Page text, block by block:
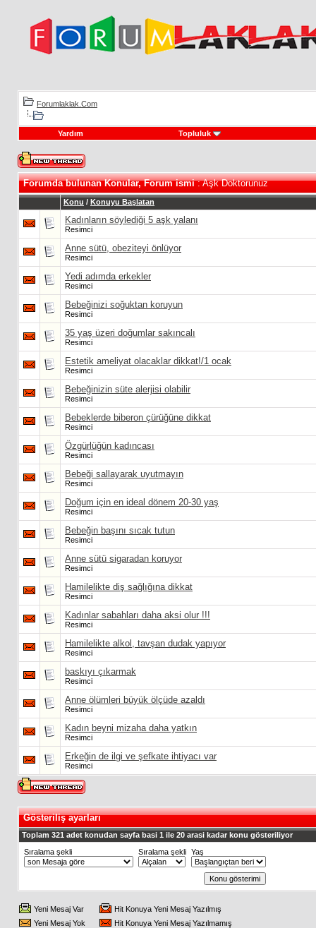
Forumlaklak.Com
Yardım Topluluk
Forumda bulunan Konular, Forum ismi: Aşk Doktorunuz
Konu / Konuyu Başlatan
Kadınların söylediği 5 aşk yalanı
Resimci
Anne sütü, obeziteyi önlüyor
Resimci
Yedi adımda erkekler
Resimci
Bebeğinizi soğuktan koruyun
Resimci
35 yaş üzeri doğumlar sakıncalı
Resimci
Estetik ameliyat olacaklar dikkat!/1 ocak
Resimci
Bebeğinizin süte alerjisi olabilir
Resimci
Bebeklerde biberon çürüğüne dikkat
Resimci
Özgürlüğün kadıncası
Resimci
Bebeği sallayarak uyutmayın
Resimci
Doğum için en ideal dönem 20-30 yaş
Resimci
Bebeğin başını sıcak tutun
Resimci
Anne sütü sigaradan koruyor
Resimci
Hamilelikte diş sağlığına dikkat
Resimci
Kadınlar sabahları daha aksi olur !!!
Resimci
Hamilelikte alkol, tavşan dudak yapıyor
Resimci
baskıyı çıkarmak
Resimci
Anne ölümleri büyük ölçüde azaldı
Resimci
Kadın beyni mizaha daha yatkın
Resimci
Erkeğin de ilgi ve şefkate ihtiyacı var
Resimci
Gösteriliş ayarları
Toplam 321 adet konudan sayfa basi 1 ile 20 arasi kadar konu gösteriliyor
Sıralama şekli
Sıralama şekli Yaş
Yeni Mesaj Var
Hit Konuya Yeni Mesaj Yazılmış
Yeni Mesaj Yok
Hit Konuya Yeni Mesaj Yazılmamış